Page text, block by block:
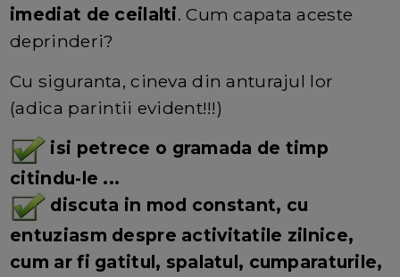
imediat de ceilalti. Cum capata aceste
deprinderi?
Cu siguranta, cineva din anturajul lor
(adica parintii evident!!!)
isi petrece o gramada de timp
citindu-le ...
discuta in mod constant, cu
entuziasm despre activitatile zilnice,
cum ar fi gatitul, spalatul, cumparaturile,